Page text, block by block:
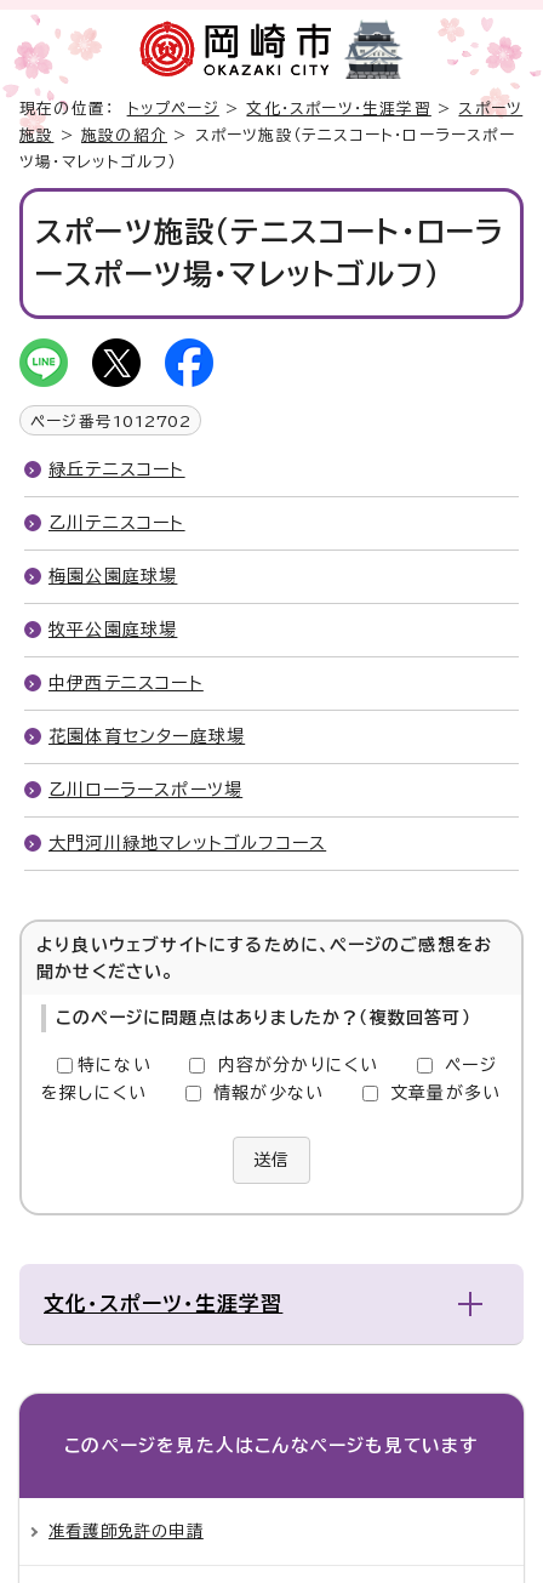
現在の位置： トップページ >文化・スポーツ・生涯学習 > スポーツ
施設
>施設の紹介
> スポーツ施設（テニスコート・ローラースポー
ツ場・マレットゴルフ）
スポーツ施設（テニスコート・ローラ
ースポーツ場・マレットゴルフ）
ページ番号 1012702
緑丘テニスコート
乙川テニスコート
梅園公園庭球場
牧平公園庭球場
中伊西テニスコート
花園体育センター庭球場
乙川ローラースポーツ場
大門河川緑地マレットゴルフコース
より良いウェブサイトにするために、ページのご感想をお
聞かせください。
このページに問題点はありましたか？（複数回答可）
特にない 内容が分かりにくい
ページ
を探しにくい
情報が少ない 文章量が多い
送信
文化・スポーツ・生涯学習
このページを見た人は こんなページも見ています
准看護師免許の申請